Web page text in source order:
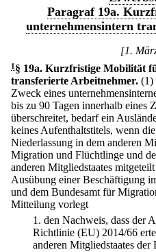
Paragraf 19a.
unternehmensintern
[1.
1 § 19a. Kurzfristige Mobilität
transferierte Arbeitnehmer. (1)
Zweck eines
bis zu 90 Tagen innerhalb eines
überschreitet, bedarf ein
keines Aufenthaltstitels, wenn
Niederlassung in dem anderen
Migration und Flüchtlinge und
anderen Mitgliedstaates
Ausübung einer Beschäftigung
und dem Bundesamt für
Mitteilung vorlegt
1. den Nachweis, dass der
Richtlinie (EU) 2014/66
anderen Mitgliedstaates